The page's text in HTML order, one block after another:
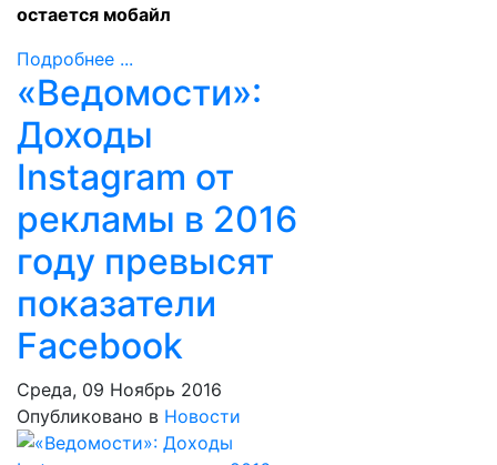
остается мобайл
Подробнее ...
«Ведомости»:
Доходы
Instagram от
рекламы в 2016
году превысят
показатели
Facebook
Среда, 09 Ноябрь 2016
Опубликовано в Новости